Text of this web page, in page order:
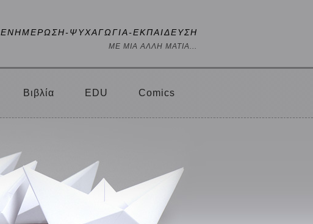
ΕΝΗΜΕΡΩΣΗ-ΨΥΧΑΓΩΓΙΑ-ΕΚΠΑΙΔΕΥΣΗ
ΜΕ ΜΙΑ ΑΛΛΗ ΜΑΤΙΑ...
Βιβλία EDU Comics